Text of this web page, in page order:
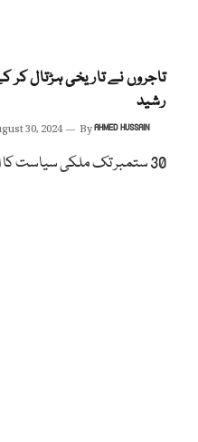
تاجروں نے تاریخی ہڑتال
رشید
30, 2024 ByAHMED HUSSAIN
30 ستمبر تک ملکی سیاست کا اونٹ کسی بھی کروٹ بیٹھ جائے گا۔